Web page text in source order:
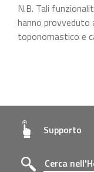
N.B. Tali
hanno provveduto
toponomastico e
Supporto